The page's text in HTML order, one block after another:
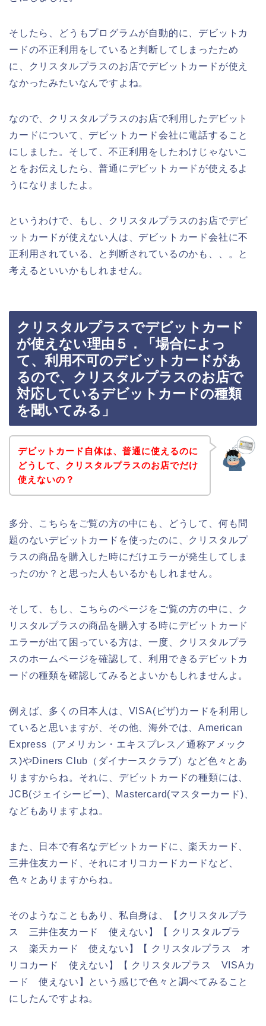
そしたら、どうもプログラムが自動的に、デビットカ
ードの不正利用をしていると判断してしまったため
に、クリスタルプラスのお店でデビットカードが使え
なかったみたいなんですよね。
なので、クリスタルプラスのお店で利用したデビット
カードについて、デビットカード会社に電話すること
にしました。そして、不正利用をしたわけじゃないこ
とをお伝えしたら、普通にデビットカードが使えるよ
うになりましたよ。
というわけで、もし、クリスタルプラスのお店でデビ
ットカードが使えない人は、デビットカード会社に不
正利用されている、と判断されているのかも、、。と
考えるといいかもしれません。
クリスタルプラスでデビットカード
が使えない理由５．「場合によっ
て、利用不可のデビットカードがあ
るので、クリスタルプラスのお店で
対応しているデビットカードの種類
を聞いてみる」
デビットカード自体は、普通に使えるのに
どうして、クリスタルプラスのお店でだけ
使えないの？
多分、こちらをご覧の方の中にも、どうして、何も問
題のないデビットカードを使ったのに、クリスタルプ
ラスの商品を購入した時にだけエラーが発生してしま
ったのか？と思った人もいるかもしれません。
そして、もし、こちらのページをご覧の方の中に、ク
リスタルプラスの商品を購入する時にデビットカード
エラーが出て困っている方は、一度、クリスタルプラ
スのホームページを確認して、利用できるデビットカ
ードの種類を確認してみるとよいかもしれませんよ。
例えば、多くの日本人は、VISA(ビザ)カードを利用し
ていると思いますが、その他、海外では、American
Express（アメリカン・エキスプレス／通称アメック
ス)やDiners Club（ダイナースクラブ）など色々とあ
りますからね。それに、デビットカードの種類には、
JCB(ジェイシービー)、Mastercard(マスターカード)、
などもありますよね。
また、日本で有名なデビットカードに、楽天カード、
三井住友カード、それにオリコカードカードなど、
色々とありますからね。
そのようなこともあり、私自身は、【クリスタルプラ
ス 三井住友カード 使えない】【 クリスタルプラ
ス 楽天カード 使えない】【 クリスタルプラス オ
リコカード 使えない】【 クリスタルプラス VISAカ
ード 使えない】という感じで色々と調べてみること
にしたんですよね。